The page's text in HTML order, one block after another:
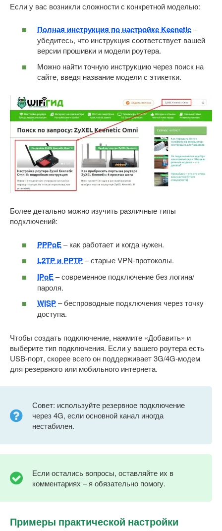
Если у вас возникли сложности с конкретной моделью:
Полная инструкция по настройке Keenetic–
убедитесь, что инструкция соответствует вашей
версии прошивки и модели роутера.
Можно найти точную инструкцию через поиск на
сайте, введя название модели с этикетки.
Более детально можно изучить различные типы
подключений:
PPPoE– как работает и когда нужен.
L2TP и PPTP– старые VPN-протоколы.
IPoE– современное подключение без логина/
пароля.
WISP– беспроводные подключения через точку
доступа.
Чтобы создать подключение, нажмите «Добавить» и
выберите тип подключения. Если у вашего роутера есть
USB-порт, скорее всего он поддерживает 3G/4G-модем
для резервного или мобильного интернета.
Совет: используйте резервное подключение
через 4G, если основной канал иногда
нестабилен.
Если остались вопросы, оставляйте их в
комментариях – я обязательно помогу.
Примеры практической настройки